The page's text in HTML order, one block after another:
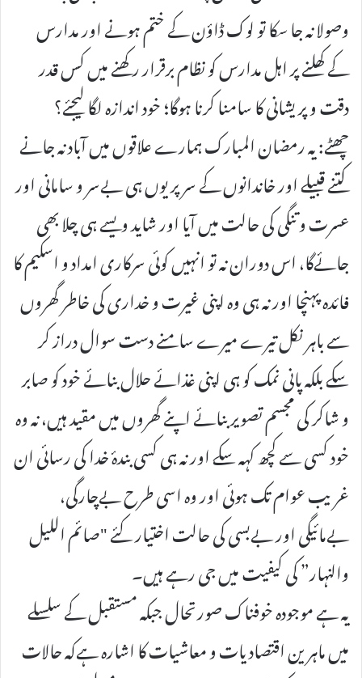
وصولا نہ جا سکا تو لوک ڈاؤن کے ختم ہونے اور مدارس
کے کھلنے پر اہل مدارس کو نظام برقرار رکھنے میں کس قدر
دقت و پریشانی کا سامنا کرنا ہوگا؛ خود اندازہ لگا لیجئے؟
چھٹے: یہ رمضان المبارک ہمارے علاقوں میں آباد نہ جانے
کتنے قبیلے اور خاندانوں کے سر پر یوں ہی بےسر و سامانی اور
عسرت و تنگی کی حالت میں آیا اور شاید ویسے ہی چلا بھی
جائےگا، اس دوران نہ تو انہیں کوئی سرکاری امداد و اسکیم کا
فائدہ پہنچا اور نہ ہی وہ اپنی غیرت و خداری کی خاطر گھروں
سے باہر نکل تیرے میرے سامنے دست سوال دراز کر
سکے بلکہ پانی نمک کو ہی اپنی غذائے حلال بنائے خود کو صابر
و شاکر کی مجسم تصویر بنائے اپنے گھروں میں مقید ہیں، نہ وہ
خود کسی سے کچھ کہہ سکے اور نہ ہی کسی بندۂ خدا کی رسائی ان
غریب عوام تک ہوئی اور وہ اسی طرح بےچارگی،
بےمائیگی اور بےبسی کی حالت اختیار کئے "صائم اللیل
والنہار” کی کیفیت میں جی رہے ہیں۔
یہ ہے موجودہ خوفناک صورتحال جبکہ مستقبل کے سلسلے
میں ماہرین اقتصادیات و معاشیات کا اشارہ ہےکہ حالات